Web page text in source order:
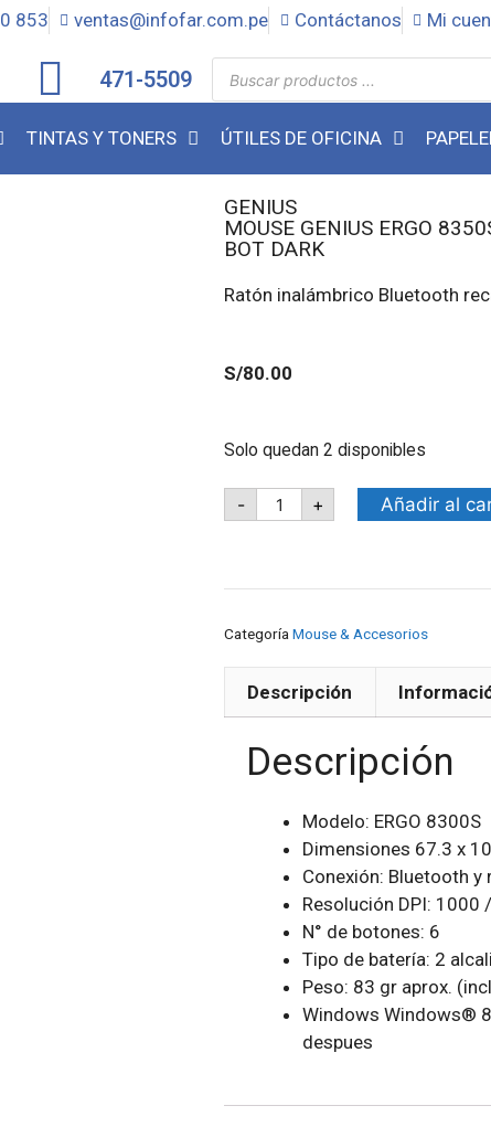
853 ventas@infofar.com.pe Contáctanos Mi
471-5509
TINTAS Y TONERS ÚTILES DE OFICINA
GENIUS
MOUSE GENIUS ERGO
BOT DARK
Ratón inalámbrico Bluetooth
S/80.00
Solo quedan 2 disponibles
- + Añadir al
CategoríaMouse & Accesorios
Descripción
Descripción
Modelo: ERGO 8300S
Dimensiones 67.3 x
Conexión: Bluetooth y
Resolución DPI:
N° de botones: 6
Tipo de batería: 2
Peso: 83 gr aprox.
Windows Windows®
despues